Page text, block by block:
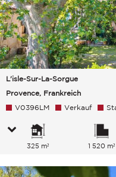
L'isle-Sur-La-Sorgue
Provence, Frankreich
V0396LM Verkauf
325 m² 1 520 m²